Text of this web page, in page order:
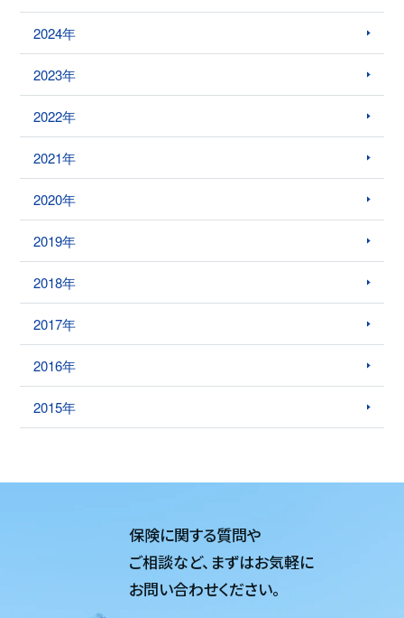
2024年
2023年
2022年
2021年
2020年
2019年
2018年
2017年
2016年
2015年
保険に関する質問や
ご相談など、 まずはお気軽に
お問い合わせください。